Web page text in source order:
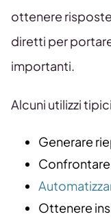
ottenere
diretti per
importanti.
Alcuni utilizzi
Generare
Ottenere